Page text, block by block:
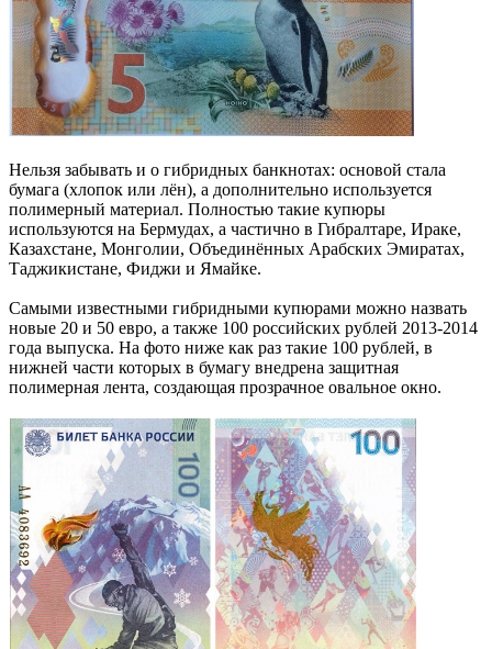
Нельзя забывать и о гибридных банкнотах: основой стала
бумага (хлопок или лён), а дополнительно используется
полимерный материал. Полностью такие купюры
используются на Бермудах, а частично в Гибралтаре, Ираке,
Казахстане, Монголии, Объединённых Арабских Эмиратах,
Таджикистане, Фиджи и Ямайке.
Самыми известными гибридными купюрами можно назвать
новые 20 и 50 евро, а также 100 российских рублей 2013-2014
года выпуска. На фото ниже как раз такие 100 рублей, в
нижней части которых в бумагу внедрена защитная
полимерная лента, создающая прозрачное овальное окно.